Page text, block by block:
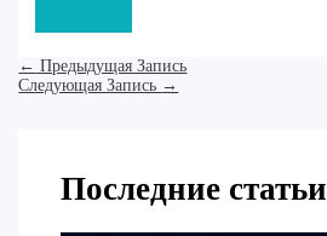
← Предыдущая Запись
Следующая Запись →
Последние статьи